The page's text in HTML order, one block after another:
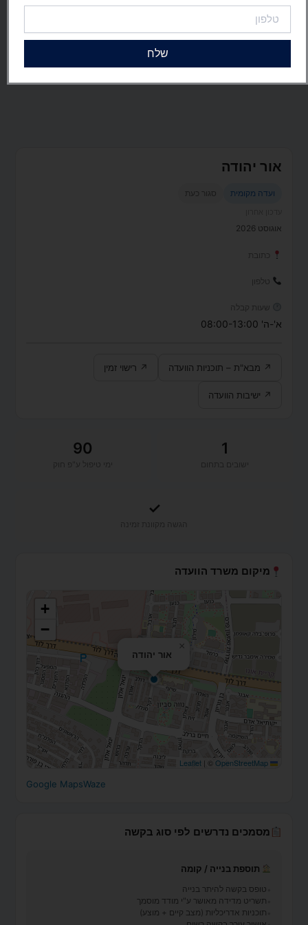
אור יהודה
ועדה מקומית סגור כעת
אוגוסט 2026
כתובת
טלפון
שעות קבלה
א'-ה' 08:00-13:00
↗ מבא"ת – תוכניות הוועדה ↗ רישוי זמין
↗ ישיבות הוועדה
1
90
✓
מיקום משרד הוועדה
אור יהודה
×
+
−
Leaflet
| ©OpenStreetMap
Waze
Google Maps
מסמכים נדרשים לפי סוג בקשה
תוספת בנייה / קומה
טופס בקשה להיתר בנייה
תשריט מדידה מאושר ע"י מודד מוסמך
תוכניות אדריכליות (מצב קיים + מוצע)
שלח